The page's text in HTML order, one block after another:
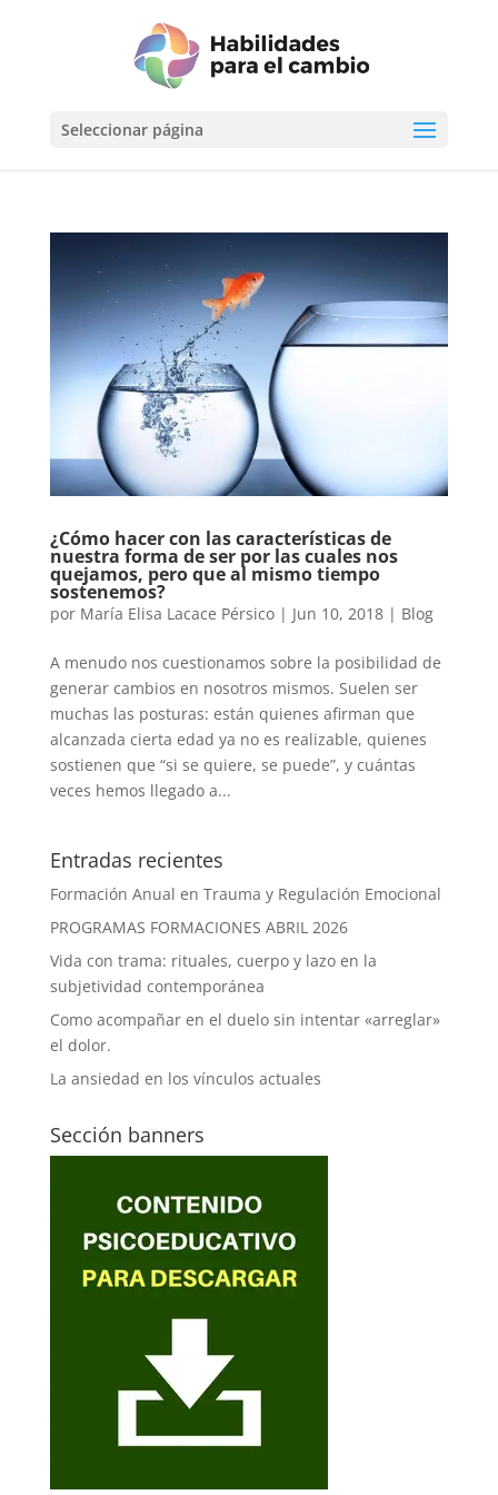
Seleccionar página
¿Cómo hacer con las características de
nuestra forma de ser por las cuales nos
quejamos, pero que al mismo tiempo
sostenemos?
por María Elisa Lacace Pérsico| Jun 10, 2018| Blog
A menudo nos cuestionamos sobre la posibilidad de
generar cambios en nosotros mismos. Suelen ser
muchas las posturas: están quienes afirman que
alcanzada cierta edad ya no es realizable, quienes
sostienen que “si se quiere, se puede”, y cuántas
veces hemos llegado a...
Entradas recientes
Formación Anual en Trauma y Regulación Emocional
PROGRAMAS FORMACIONES ABRIL 2026
Vida con trama: rituales, cuerpo y lazo en la
subjetividad contemporánea
Como acompañar en el duelo sin intentar «arreglar»
el dolor.
La ansiedad en los vínculos actuales
Sección banners